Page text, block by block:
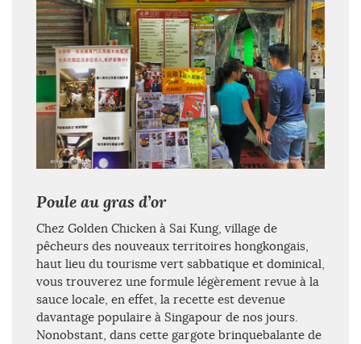
Poule au gras d’or
Chez Golden Chicken à Sai Kung, village de
pêcheurs des nouveaux territoires hongkongais,
haut lieu du tourisme vert sabbatique et dominical,
vous trouverez une formule légèrement revue à la
sauce locale, en effet, la recette est devenue
davantage populaire à Singapour de nos jours.
Nonobstant, dans cette gargote brinquebalante de